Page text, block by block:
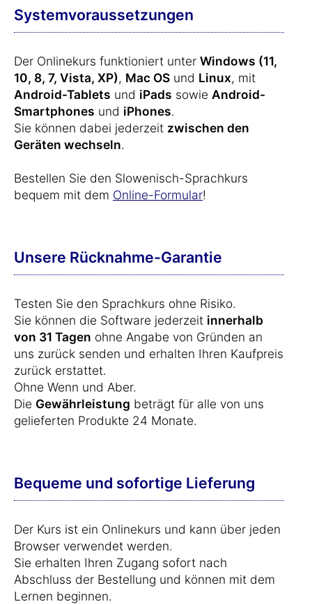
Systemvoraussetzungen
Der Onlinekurs funktioniert unter Windows (11,
10, 8, 7, Vista, XP), Mac OS und Linux, mit
Android-Tablets und iPads sowie Android-
Smartphones und iPhones.
Sie können dabei jederzeit zwischen den
Geräten wechseln.
Bestellen Sie den Slowenisch-Sprachkurs
bequem mit dem Online-Formular!
Unsere Rücknahme-Garantie
Testen Sie den Sprachkurs ohne Risiko.
Sie können die Software jederzeit innerhalb
von 31 Tagen ohne Angabe von Gründen an
uns zurück senden und erhalten Ihren Kaufpreis
zurück erstattet.
Ohne Wenn und Aber.
Die Gewährleistung beträgt für alle von uns
gelieferten Produkte 24 Monate.
Bequeme und sofortige Lieferung
Der Kurs ist ein Onlinekurs und kann über jeden
Browser verwendet werden.
Sie erhalten Ihren Zugang sofort nach
Abschluss der Bestellung und können mit dem
Lernen beginnen.